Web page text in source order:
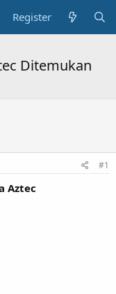
Register
Ditemukan
#1
Aztec